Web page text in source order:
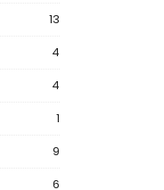
13
4
4
1
9
6